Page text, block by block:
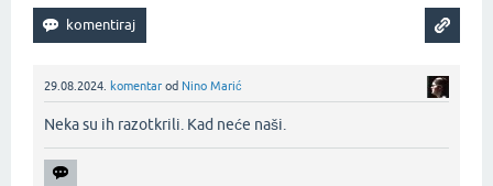
29.08.2024. komentar od Nino Marić
Neka su ih razotkrili. Kad neće naši.‌